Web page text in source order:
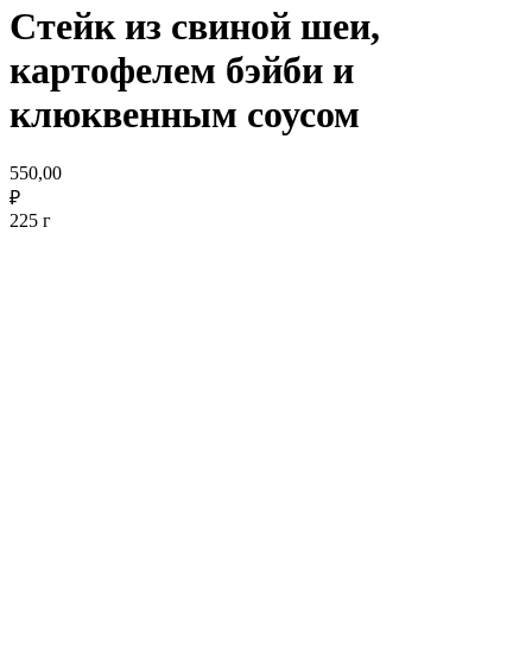
Стейк из свиной шеи,
картофелем бэйби и
клюквенным соусом
550,00
₽
225 г